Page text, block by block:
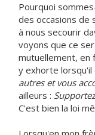
Pourquoi
des occasions de
à nous secourir
voyons que ce
mutuellement, en
y exhorte lorsqu'il
autres et vous
ailleurs :
C'est bien la loi